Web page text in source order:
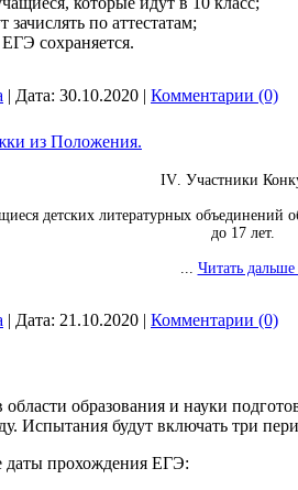
по аттестатам;
сохраняется.
| Дата: 30.10.2020 | Комментарии (0)
из Положения.
IV. Участники
детских литературных объединений
до 17 лет.
... Читать дальше
| Дата: 21.10.2020 | Комментарии (0)
образования и науки
Испытания будут включать три
даты прохождения ЕГЭ: